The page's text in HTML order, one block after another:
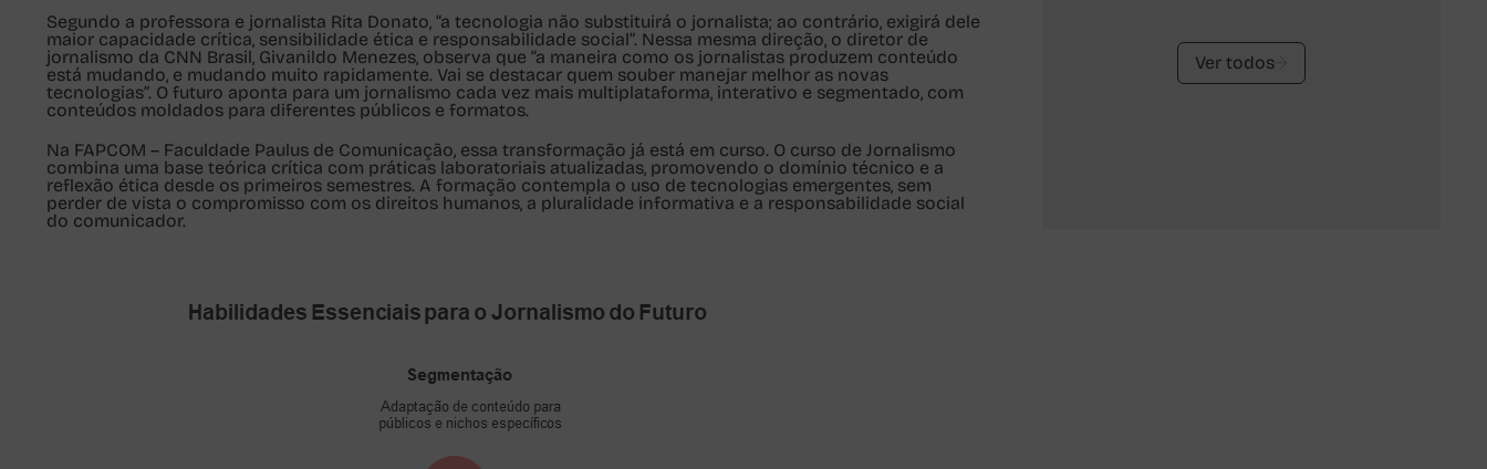
volume.
Segundo a professora e jornalista Rita Donato, “a tecnologia não substituirá o jornalista; ao contrário, exigirá dele
maior capacidade crítica, sensibilidade ética e responsabilidade social”. Nessa mesma direção, o diretor de
jornalismo da CNN Brasil, Givanildo Menezes, observa que “a maneira como os jornalistas produzem conteúdo
está mudando, e mudando muito rapidamente. Vai se destacar quem souber manejar melhor as novas
tecnologias”. O futuro aponta para um jornalismo cada vez mais multiplataforma , interativo e segmentado, com
conteúdos moldados para diferentes públicos e formatos.
Na FAPCOM – Faculdade Paulus de Comunicação, essa transformação já está em curso. O curso de Jornalismo
combina uma base teórica crítica com práticas laboratoriais atualizadas, promovendo o domínio técnico e a
reflexão ética desde os primeiros semestres. A formação contempla o uso de tecnologias emergentes, sem
perder de vista o compromisso com os direitos humanos , a pluralidade informativa e a responsabilidade social
do comunicador.
Ver todos